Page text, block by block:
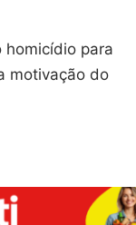
homicídio para
motivação do